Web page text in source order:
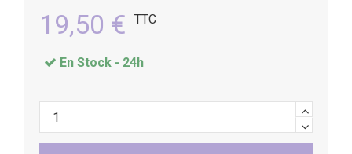
19,50 € TTC
En Stock - 24h